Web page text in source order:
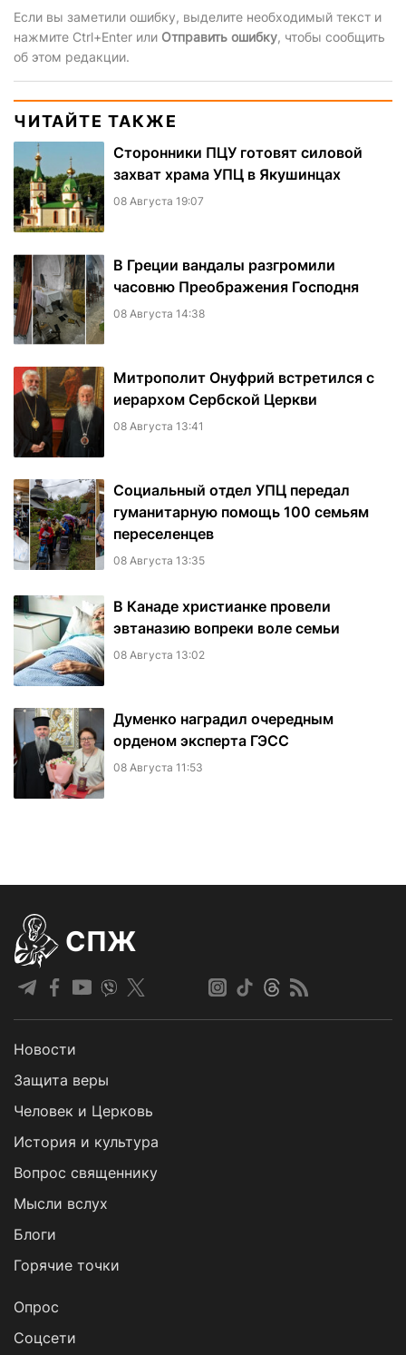
Если вы заметили ошибку, выделите необходимый текст и
нажмите Ctrl+Enter или Отправить ошибку, чтобы сообщить
об этом редакции.
ЧИТАЙТЕ ТАКЖЕ
Сторонники ПЦУ готовят силовой
захват храма УПЦ в Якушинцах
08 Августа 19:07
В Греции вандалы разгромили
часовню Преображения Господня
08 Августа 14:38
Митрополит Онуфрий встретился с
иерархом Сербской Церкви
08 Августа 13:41
Социальный отдел УПЦ передал
гуманитарную помощь 100 семьям
переселенцев
08 Августа 13:35
В Канаде христианке провели
эвтаназию вопреки воле семьи
08 Августа 13:02
Думенко наградил очередным
орденом эксперта ГЭСС
08 Августа 11:53
СПЖ
Новости
Защита веры
Человек и Церковь
История и культура
Вопрос священнику
Мысли вслух
Блоги
Горячие точки
Опрос
Cоцсети